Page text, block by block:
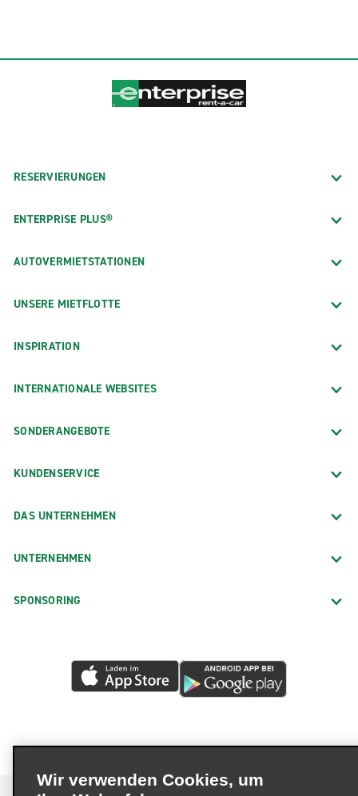
RESERVIERUNGEN
ENTERPRISE PLUS®
AUTOVERMIETSTATIONEN
UNSERE MIETFLOTTE
INSPIRATION
INTERNATIONALE WEBSITES
SONDERANGEBOTE
KUNDENSERVICE
DAS UNTERNEHMEN
UNTERNEHMEN
SPONSORING
Wir verwenden Cookies, um